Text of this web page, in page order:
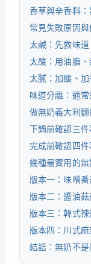
香草與辛香料
常見失敗原因與
太鹹：先救味
太酸：用油脂
太膩：加酸、
味道分離：通
做無奶義大利
下鍋前確認三件
完成前確認四件
幾種最實用的
版本一：味噌
版本二：醬油
版本三：韓式
版本四：川式
結語：無奶不